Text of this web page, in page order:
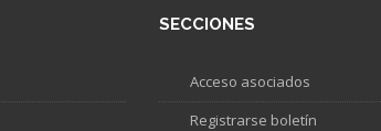
SECCIONES
Acceso asociados
Registrarse boletín